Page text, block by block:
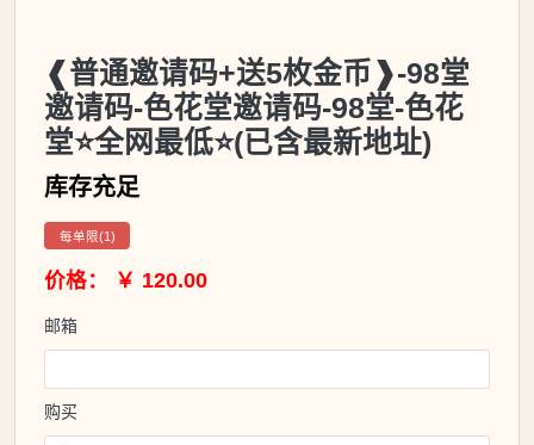
❰普通邀请码+送5枚金币❱-98堂
邀请码-色花堂邀请码-98堂-色花
堂⭐全网最低⭐(已含最新地址)
库存充足
每单限(1)
价格： ￥ 120.00
邮箱
购买